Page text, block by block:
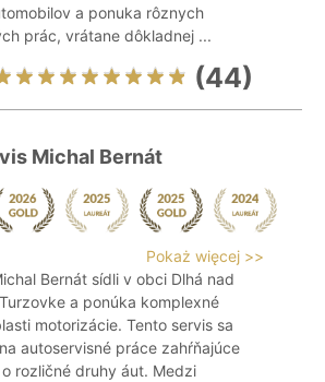
a ponuka rôznych
prác, vrátane dôkladnej ...
(44)
Michal Bernát
Pokaż więcej >>
Bernát sídli v obci Dlhá nad
a ponúka komplexné
motorizácie. Tento servis sa
autoservisné práce zahŕňajúce
rozličné druhy áut. Medzi